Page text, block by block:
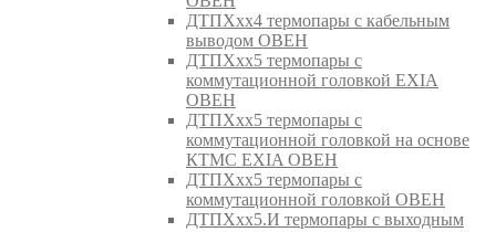
ДТПХхх4 термопары с кабельным
выводом ОВЕН
ДТПХхх5 термопары с
коммутационной головкой EXIA
ОВЕН
ДТПХхх5 термопары с
коммутационной головкой на основе
КТМС EXIA ОВЕН
ДТПХхх5 термопары с
коммутационной головкой ОВЕН
ДТПХхх5.И термопары с выходным